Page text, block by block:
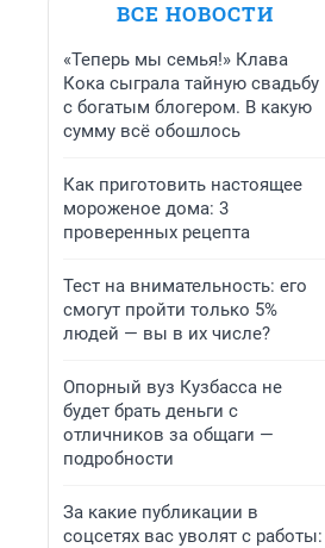
ВСЕ НОВОСТИ
«Теперь мы семья!» Клава
Кока сыграла тайную свадьбу
с богатым блогером. В какую
сумму всё обошлось
Как приготовить настоящее
мороженое дома: 3
проверенных рецепта
Тест на внимательность: его
смогут пройти только 5%
людей — вы в их числе?
Опорный вуз Кузбасса не
будет брать деньги с
отличников за общаги —
подробности
За какие публикации в
соцсетях вас уволят с работы: